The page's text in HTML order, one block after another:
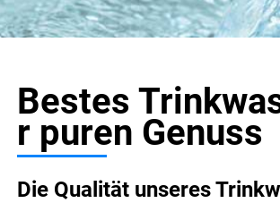
Bestes
r puren Genuss
Die Qualität unseres